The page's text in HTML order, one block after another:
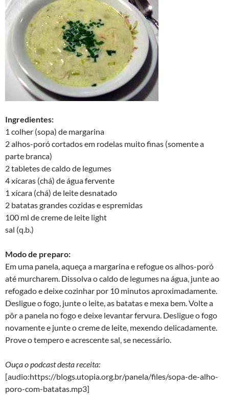
Ingredientes:
1 colher (sopa) de margarina
2 alhos-poró cortados em rodelas muito finas (somente a
parte branca)
2 tabletes de caldo de legumes
4 xícaras (chá) de água fervente
1 xícara (chá) de leite desnatado
2 batatas grandes cozidas e espremidas
100 ml de creme de leite light
sal (q.b.)
Modo de preparo:
Em uma panela, aqueça a margarina e refogue os alhos-poró
até murcharem. Dissolva o caldo de legumes na água, junte ao
refogado e deixe cozinhar por 10 minutos aproximadamente.
Desligue o fogo, junte o leite, as batatas e mexa bem. Volte a
pôr a panela no fogo e deixe levantar fervura. Desligue o fogo
novamente e junte o creme de leite, mexendo delicadamente.
Prove o tempero e acrescente sal, se necessário.
Ouça o podcast desta receita:
[audio:https://blogs.utopia.org.br/panela/files/sopa-de-alho-
poro-com-batatas.mp3]